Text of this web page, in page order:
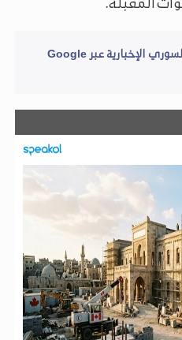
تابعوا آخر أخبار وكالة السوري الإخبارية عبر Google